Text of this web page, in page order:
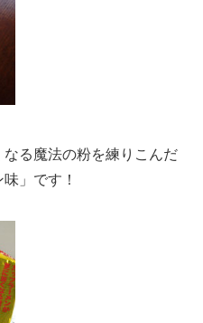
なる魔法の粉を練りこんだ
」です！